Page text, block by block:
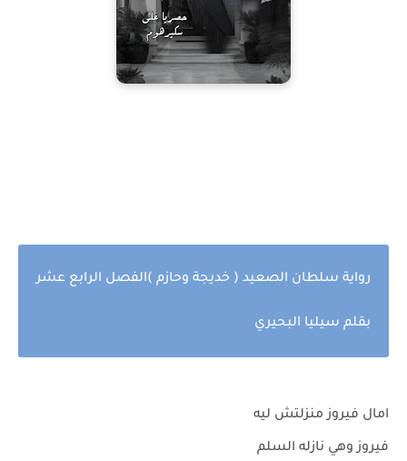
رواية سلطان الصعيد ( خديجة وحازم )الفصل الرابع عشر
بقلم سيليا البحيري
امال فيروز منزلتش ليه
فيروز وهي نازله السلم